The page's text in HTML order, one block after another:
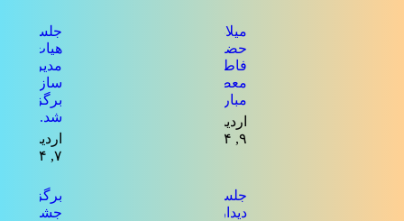
میلاد
حضرت
فاطمه
معصومه
مبارک باد
اردیبهشت
۹, ۱۴۰۴
جلسه ی
هیات
مدیره
سازمان
برگزار
شد.
اردیبهشت
۷, ۱۴۰۴
جلسه
دیدار
برگزاری
جشن به